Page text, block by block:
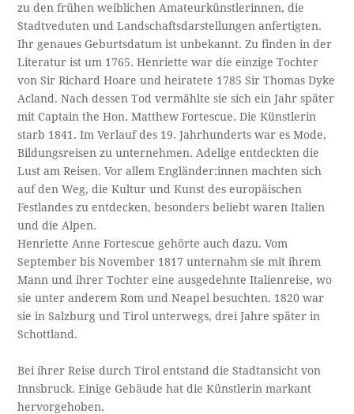
zu den frühen weiblichen Amateurkünstlerinnen, die
Stadtveduten und Landschaftsdarstellungen anfertigten.
Ihr genaues Geburtsdatum ist unbekannt. Zu finden in der
Literatur ist um 1765. Henriette war die einzige Tochter
von Sir Richard Hoare und heiratete 1785 Sir Thomas Dyke
Acland. Nach dessen Tod vermählte sie sich ein Jahr später
mit Captain the Hon. Matthew Fortescue. Die Künstlerin
starb 1841. Im Verlauf des 19. Jahrhunderts war es Mode,
Bildungsreisen zu unternehmen. Adelige entdeckten die
Lust am Reisen. Vor allem Engländer:innen machten sich
auf den Weg, die Kultur und Kunst des europäischen
Festlandes zu entdecken, besonders beliebt waren Italien
und die Alpen.
Henriette Anne Fortescue gehörte auch dazu. Vom
September bis November 1817 unternahm sie mit ihrem
Mann und ihrer Tochter eine ausgedehnte Italienreise, wo
sie unter anderem Rom und Neapel besuchten. 1820 war
sie in Salzburg und Tirol unterwegs, drei Jahre später in
Schottland.
Bei ihrer Reise durch Tirol entstand die Stadtansicht von
Innsbruck. Einige Gebäude hat die Künstlerin markant
hervorgehoben.